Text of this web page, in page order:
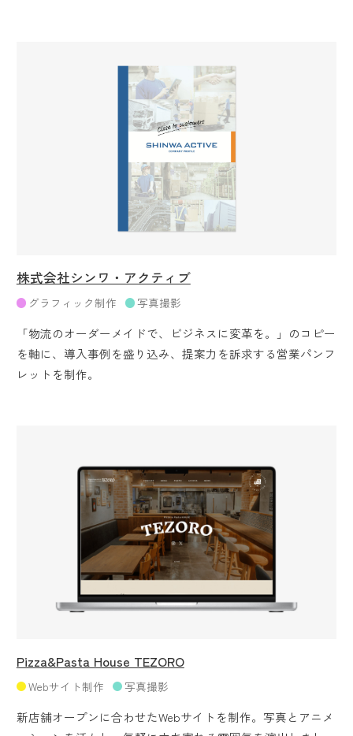
株式会社シンワ・アクティブ
グラフィック制作 写真撮影
「物流のオーダーメイドで、ビジネスに変革を。」のコピー
を軸に、導入事例を盛り込み、提案力を訴求する営業パンフ
レットを制作。
Pizza&Pasta House TEZORO
Webサイト制作 写真撮影
新店舗オープンに合わせたWebサイトを制作。写真とアニメ